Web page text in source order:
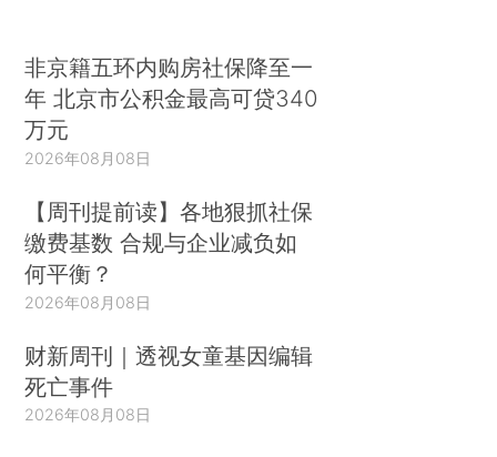
非京籍五环内购房社保降至一
年 北京市公积金最高可贷340
万元
2026年08月08日
【周刊提前读】各地狠抓社保
缴费基数 合规与企业减负如
何平衡？
2026年08月08日
财新周刊｜透视女童基因编辑
死亡事件
2026年08月08日